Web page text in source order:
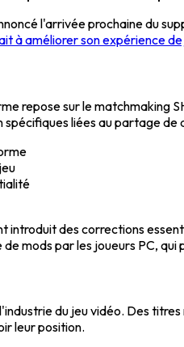
l'arrivée prochaine du
à améliorer son expérience
repose sur le matchmaking
liées au partage
des corrections
mods par les joueurs PC, qui
du jeu vidéo. Des
leur position.